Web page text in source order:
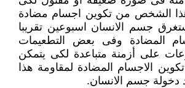
الشخص من تكوين اجسام مضادة
جسم الانسان اسبوعين تقريبا
المضادة وفى بعض التطعيمات
على أزمنة متباعدة لكى يتمكن
الاجسام المضادة لمقاومة هذا
دخولة جسم الانسان.